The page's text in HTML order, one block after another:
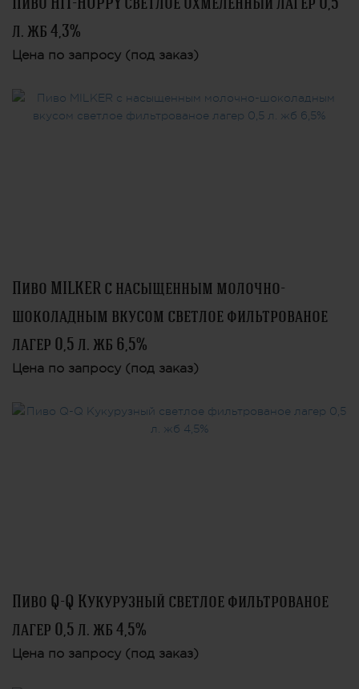
л. жб 4,3%
Цена по запросу (под заказ)
Пиво MILKER с насыщенным молочно-
шоколадным вкусом светлое фильтрованое
лагер 0,5 л. жб 6,5%
Цена по запросу (под заказ)
Пиво Q-Q Кукурузный светлое фильтрованое
лагер 0,5 л. жб 4,5%
Цена по запросу (под заказ)